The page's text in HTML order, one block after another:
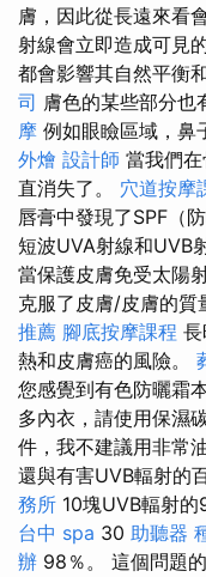
膚，因此從長遠來看
射線會立即造成可見
都會影響其自然平衡
司 膚色的某些部分也
摩 例如眼瞼區域，鼻
外燴 設計師 當我們
直消失了。 穴道按摩
唇膏中發現了SPF（
短波UVA射線和UVB
當保護皮膚免受太陽
克服了皮膚/皮膚的質
推薦 腳底按摩課程
熱和皮膚癌的風險。
您感覺到有色防曬霜
多內衣，請使用保濕
件，我不建議用非常
還與有害UVB輻射的
務所 10塊UVB輻射的
台中 spa 30 助聽器
辦 98％。 這個問題